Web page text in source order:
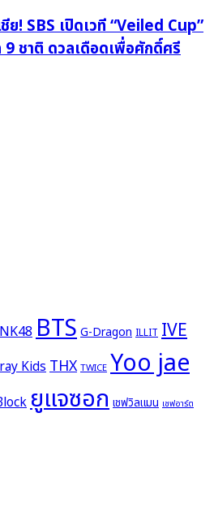
ย! SBS เปิดเวที “Veiled Cup”
9 ชาติ ดวลเดือดเพื่อศักดิ์ศรี
BTSG-Dragon ILLIT IVE
KidsTHX TWICE Yoo jae
ยูแจซอก เชฟวิลแมน เชฟอาร์ต